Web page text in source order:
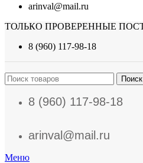
arinval@mail.ru
ТОЛЬКО ПРОВЕРЕННЫЕ
8 (960) 117-98-18
Поиск
8 (960) 117-98-18
arinval@mail.ru
Меню